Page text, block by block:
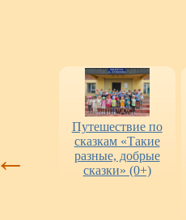
←
Путешествие по
сказкам «Такие
разные, добрые
сказки» (0+)